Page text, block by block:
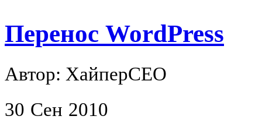
Перенос WordPress
Автор: ХайперСЕО
30 Сен 2010